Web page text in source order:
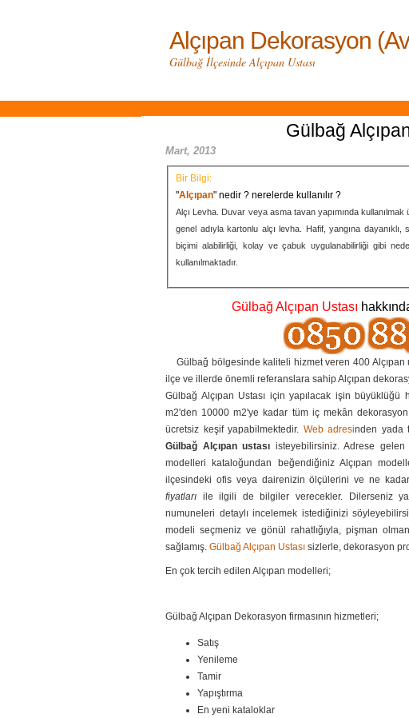
Alçıpan Dekorasyon
Gülbağ İlçesinde Alçıpan Ustası
Gülbağ
Mart, 2013
Bir Bilgi:
"Alçıpan" nedir ? nerelerde kullanılır ?
Alçı Levha. Duvar veya asma tavan yapımında kullanılmak
genel adıyla kartonlu alçı levha. Hafif, yangına
biçimi alabilirliği, kolay ve çabuk uygulanabilirliği gibi
kullanılmaktadır.
Gülbağ Alçıpan Ustası
Gülbağ bölgesinde kaliteli hizmet veren 400 Alçıpan
ilçe ve illerde önemli referanslara sahip Alçıpan
Gülbağ Alçıpan Ustası için yapılacak işin
m2'den 10000 m2'ye kadar tüm iç mekân
ücretsiz keşif yapabilmektedir. Web adresinden yada
Gülbağ Alçıpan ustası isteyebilirsiniz. Adrese gelen
modelleri kataloğundan beğendiğiniz Alçıpan
ilçesindeki ofis veya dairenizin ölçülerini ve ne kadar
fiyatları ile ilgili de bilgiler verecekler. Dilerseniz
numuneleri detaylı incelemek istediğinizi
modeli seçmeniz ve gönül rahatlığıyla, pişman
sağlamış. Gülbağ Alçıpan Ustası sizlerle, dekorasyon
En çok tercih edilen Alçıpan modelleri;
Gülbağ Alçıpan Dekorasyon firmasının hizmetleri;
Satış
Yenileme
Tamir
Yapıştırma
En yeni kataloklar